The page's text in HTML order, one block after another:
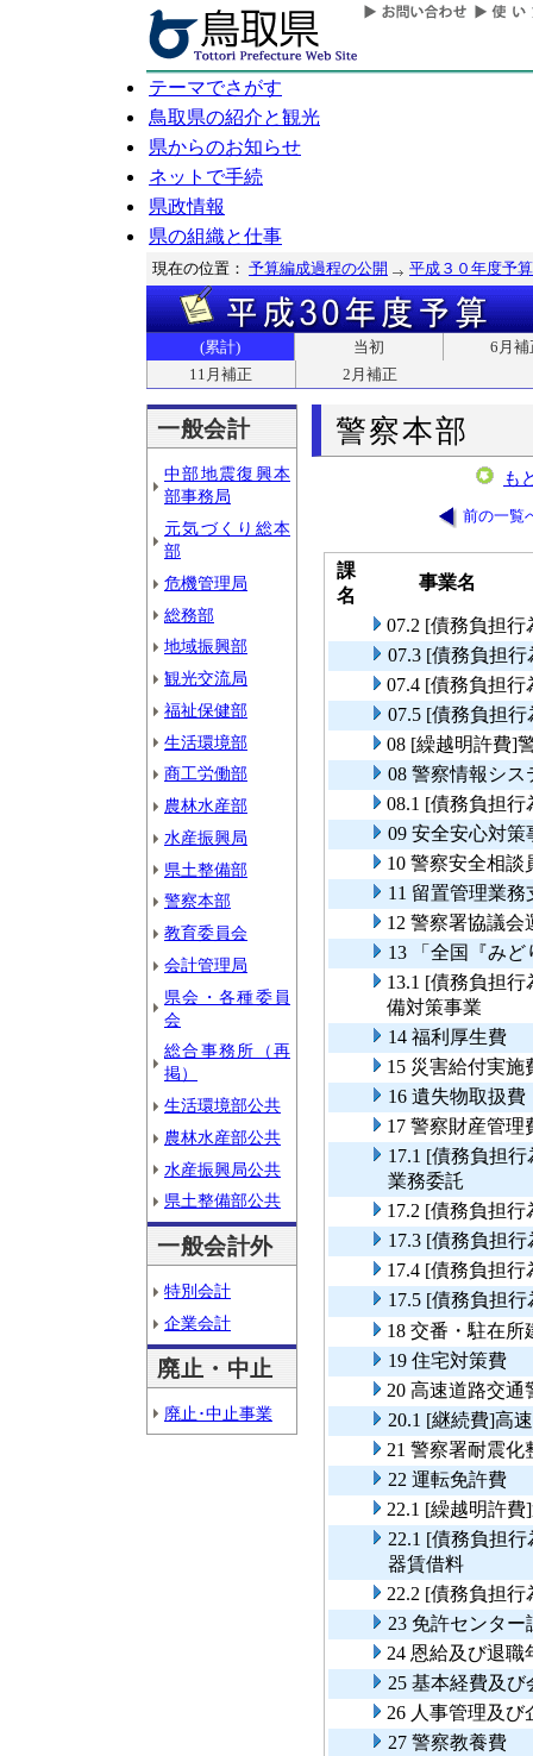
テーマでさがす
鳥取県の紹介と観光
県からのお知らせ
ネットで手続
県政情報
県の組織と仕事
現在の位置： 予算編成過程の公開 平成３０年度予算
(累計) 当初
6月補
11月補正
2月補正
一般会計
中部地震復興本
部事務局
元気づくり総本
部
危機管理局
総務部
地域振興部
観光交流局
福祉保健部
生活環境部
商工労働部
農林水産部
水産振興局
県土整備部
警察本部
教育委員会
会計管理局
県会・各種委員
会
総合事務所（再
掲）
生活環境部公共
農林水産部公共
水産振興局公共
県土整備部公共
一般会計外
特別会計
企業会計
廃止・中止
廃止･中止事業
警察本部
も
前の一覧
課
名
事業名
07.2 [債務負担
07.3 [債務負担
07.4 [債務負担
07.5 [債務負担
08 [繰越明許費]
08 警察情報シ
08.1 [債務負担
09 安全安心対策
10 警察安全相談
11 留置管理業
12 警察署協議会
13 「全国『み
13.1 [債務負担
備対策事業
14 福利厚生費
15 災害給付実施
16 遺失物取扱費
17 警察財産管理
17.1 [債務負担
業務委託
17.2 [債務負担
17.3 [債務負担
17.4 [債務負担
17.5 [債務負担
18 交番・駐在所
19 住宅対策費
20 高速道路交
20.1 [継続費]高
21 警察署耐震化
22 運転免許費
22.1 [繰越明許
22.1 [債務負担
器賃借料
22.2 [債務負担
23 免許センタ
24 恩給及び退職
25 基本経費及び
26 人事管理及び
27 警察教養費